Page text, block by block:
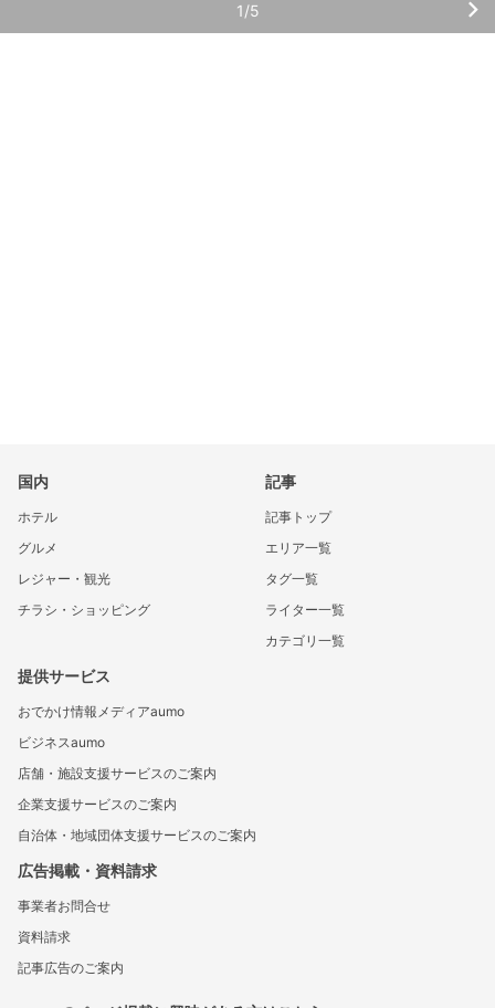
1/5
国内
ホテル
グルメ
レジャー・観光
チラシ・ショッピング
記事
記事トップ
エリア一覧
タグ一覧
ライター一覧
カテゴリ一覧
提供サービス
おでかけ情報メディアaumo
ビジネスaumo
店舗・施設支援サービスのご案内
企業支援サービスのご案内
自治体・地域団体支援サービスのご案内
広告掲載・資料請求
事業者お問合せ
資料請求
記事広告のご案内